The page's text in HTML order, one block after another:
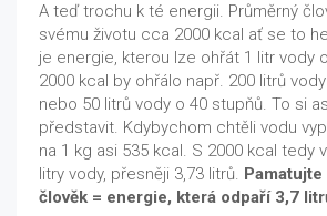
A teď trochu k té energii. Průměrný
svému životu cca 2000 kcal ať se to
je energie, kterou lze ohřát 1 litr vody
2000 kcal by ohřálo např. 200 litrů
nebo 50 litrů vody o 40 stupňů. To si
představit. Kdybychom chtěli vodu
na 1 kg asi 535 kcal. S 2000 kcal tedy
litry vody, přesněji 3,73 litrů.
člověk = energie, která odpaří 3,7